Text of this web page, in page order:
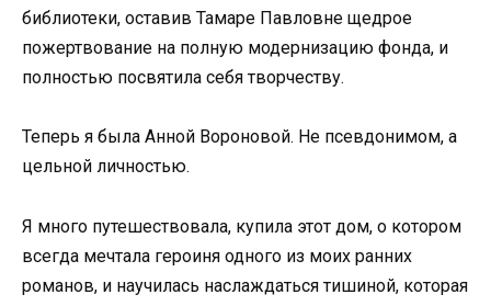
библиотеки, оставив Тамаре Павловне щедрое
пожертвование на полную модернизацию фонда, и
полностью посвятила себя творчеству.
Теперь я была Анной Вороновой. Не псевдонимом, а
цельной личностью.
Я много путешествовала, купила этот дом, о котором
всегда мечтала героиня одного из моих ранних
романов, и научилась наслаждаться тишиной, которая